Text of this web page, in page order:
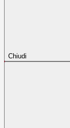
Chiudi